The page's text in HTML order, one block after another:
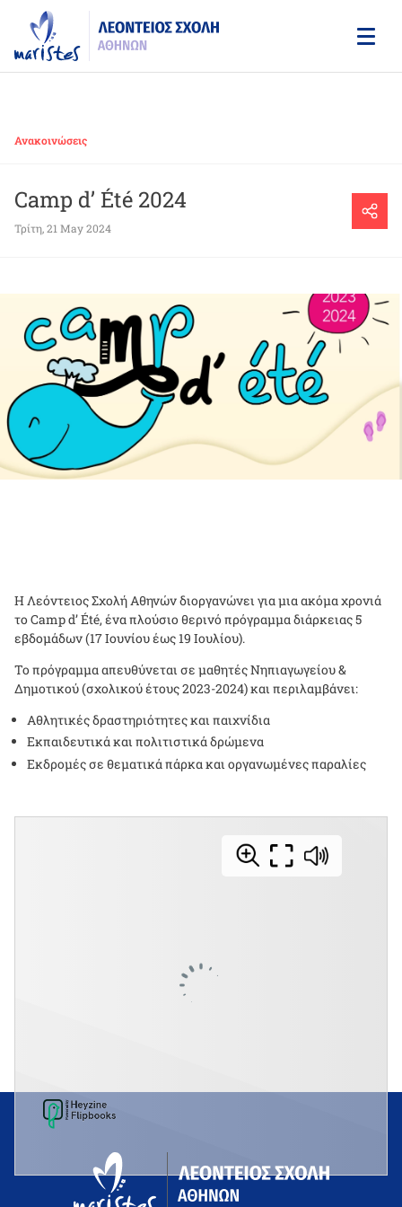
main
content
Ανακοινώσεις
Camp d’ Été 2024
Τρίτη, 21 May 2024
H Λεόντειος Σχολή Αθηνών διοργανώνει για μια ακόμα χρονιά
το Camp d’ Été, ένα πλούσιο θερινό πρόγραμμα διάρκειας 5
εβδομάδων (17 Ιουνίου έως 19 Ιουλίου).
Το πρόγραμμα απευθύνεται σε μαθητές Νηπιαγωγείου &
Δημοτικού (σχολικού έτους 2023-2024) και περιλαμβάνει:
Αθλητικές δραστηριότητες και παιχνίδια
Εκπαιδευτικά και πολιτιστικά δρώμενα
Εκδρομές σε θεματικά πάρκα και οργανωμένες παραλίες